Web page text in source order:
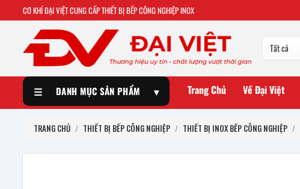
CƠ KHÍ ĐẠI VIỆT CUNG CẤP THIẾT BỊ BẾP CÔNG NGHIỆP INOX
☰ DANH MỤC SẢN PHẨM ▾ Trang Chủ Về Đại Việt
TRANG CHỦ / THIẾT BỊ BẾP CÔNG NGHIỆP / THIẾT BỊ INOX BẾP CÔNG NGHIỆP /